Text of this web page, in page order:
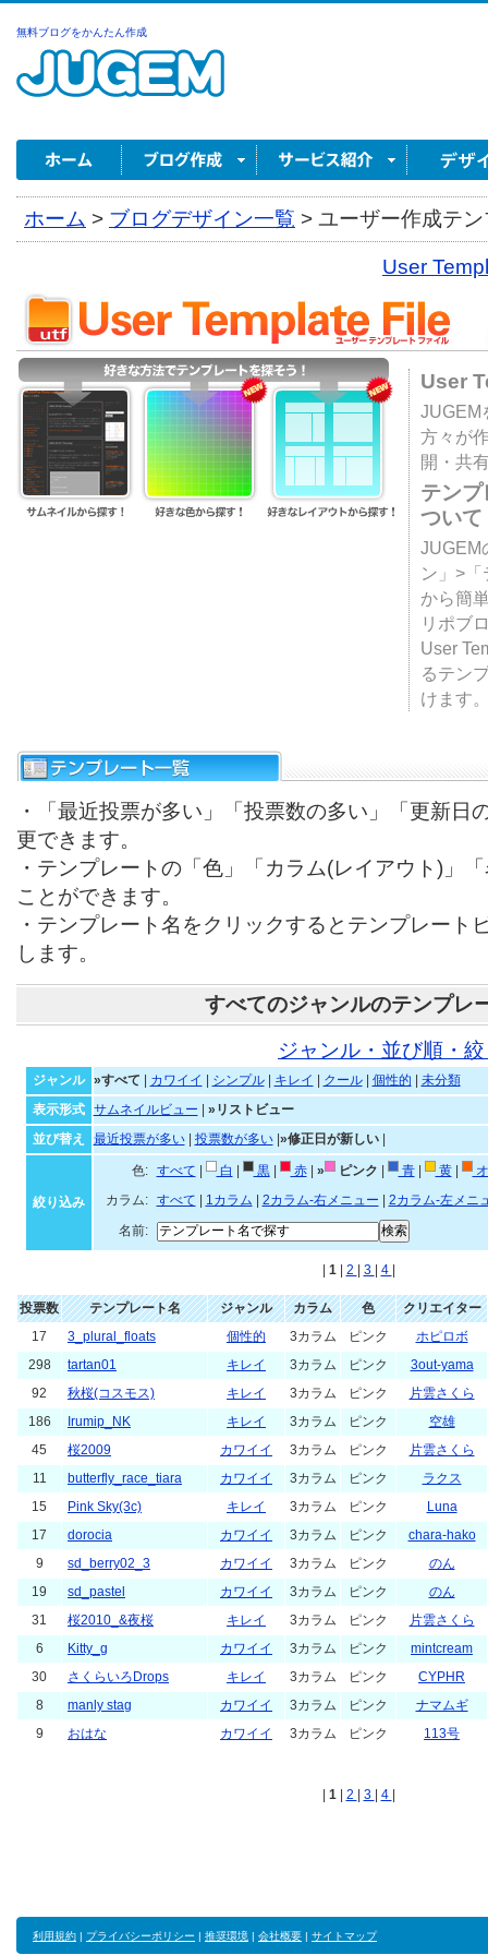
無料ブログをかんたん作成
ホーム > ブログデザイン一覧 > ユーザー作成テ
User
User
JUGEM
方々が
開・共
テン
ついて
JUGEM
ン」>
から簡
リポブ
User
るテン
けます
・「最近投票が多い」「投票数の多い」「更新日
更できます。
・テンプレートの「色」「カラム(レイアウト)」
ことができます。
・テンプレート名をクリックするとテンプレート
します。
すべてのジャンルのテンプレ
ジャンル・並び順・
ジャンル »すべて カワイイ シンプル| キレイ クール| 個性的
未分類
表示形式
サムネイルビュー
»リストビュー
並び替え
最近投票が多い| 投票数が多い| »修正日が新しい|
絞り込み
色: すべて 白 黒| 赤| » ピンク 青| 黄|
カラム:
すべて 1カラム 2カラム-右メニュー
2カラム-左メニ
名前:
1 2 3 4
投票数 テンプレート名 ジャンル カラム 色
クリエイター
17
3_plural_floats 個性的 3カラム ピンク
ホピロボ
298
tartan01 キレイ 3カラム ピンク
3out-yama
92
秋桜(コスモス) キレイ 3カラム ピンク
片雲さくら
186
Irumip_NK キレイ 3カラム ピンク
空雄
45
桜2009 カワイイ 3カラム ピンク
片雲さくら
11
butterfly_race_tiara カワイイ 3カラム ピンク
ラクス
15
Pink Sky(3c) キレイ 3カラム ピンク
Luna
17
dorocia カワイイ 3カラム ピンク
chara-hako
9
sd_berry02_3 カワイイ 3カラム ピンク
のん
19
sd_pastel カワイイ 3カラム ピンク
のん
31
桜2010_&夜桜 キレイ 3カラム ピンク
片雲さくら
6
Kitty_g カワイイ 3カラム ピンク
mintcream
30
さくらいろDrops キレイ 3カラム ピンク
CYPHR
8
manly stag カワイイ 3カラム ピンク
ナマムギ
9
おはな カワイイ 3カラム ピンク 113号
1 2 3 4
利用規約 | プライバシーポリシー | 推奨環境 | 会社概要 | サイトマップ